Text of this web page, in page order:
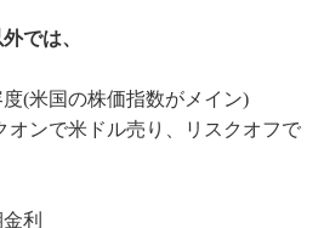
では、
(米国の株価指数がメイン)
オンで米ドル売り、リスクオフで
利